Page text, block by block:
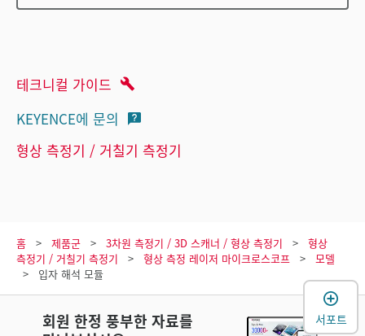
테크니컬 가이드
KEYENCE에 문의
형상 측정기 / 거칠기 측정기
홈 제품군 3차원 측정기 / 3D 스캐너 / 형상 측정기
형상
측정기 / 거칠기 측정기
형상 측정 레이저 마이크로스코프
모델
입자 해석 모듈
회원 한정 풍부한 자료를
서포트